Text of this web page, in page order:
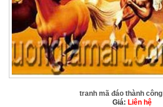
tranh mã đáo thành
Giá: Liên hệ